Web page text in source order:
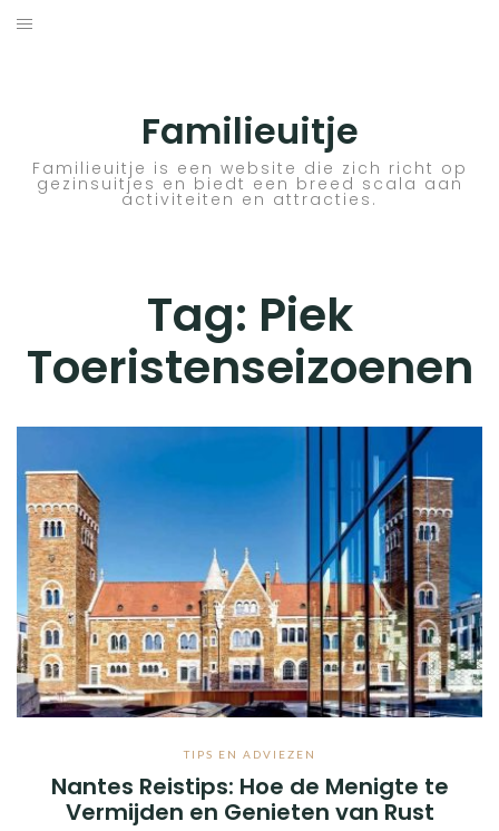
Skip
Familieuitje
Familieuitje is een website die zich richt op
gezinsuitjes en biedt een breed scala aan
activiteiten en attracties.
Tag: Piek
Toeristenseizoenen
TIPS EN ADVIEZEN
Nantes Reistips: Hoe de Menigte te
Vermijden en Genieten van Rust
HOTELTIPS